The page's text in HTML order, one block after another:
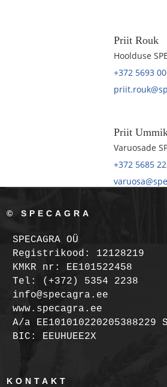
Priit Rouk
Hoolduse
+372 5693
Priit
Varuosade
+372 5685
© SPECAGRA
SPECAGRA OÜ
Registrikood: 12128219
KMKR nr: EE101522458
Tel: (+372) 5354 2238
info@specagra.ee
www.specagra.ee
A/a EE101010220205388229
BIC: EEUHUEE2X
KONTAKT